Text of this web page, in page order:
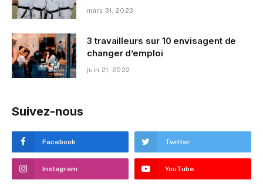
mars 31, 2023
3 travailleurs sur 10 envisagent de
changer d’emploi
juin 21, 2022
Suivez-nous
Facebook Twitter
Instagram YouTube